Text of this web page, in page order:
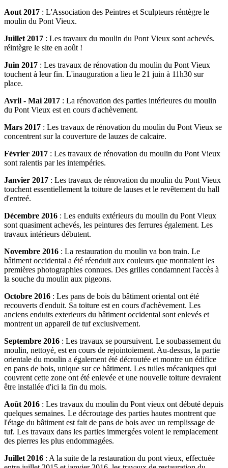
Aout 2017 : L'Association des Peintres et Sculpteurs réntègre le
moulin du Pont Vieux.
Juillet 2017 : Les travaux du moulin du Pont Vieux sont achevés.
réintègre le site en août !
Juin 2017 : Les travaux de rénovation du moulin du Pont Vieux
touchent à leur fin. L'inauguration a lieu le 21 juin à 11h30 sur
place.
Avril - Mai 2017 : La rénovation des parties intérieures du moulin
du Pont Vieux est en cours d'achèvement.
Mars 2017 : Les travaux de rénovation du moulin du Pont Vieux se
concentrent sur la couverture de lauzes de calcaire.
Février 2017 : Les travaux de rénovation du moulin du Pont Vieux
sont ralentis par les intempéries.
Janvier 2017 : Les travaux de rénovation du moulin du Pont Vieux
touchent essentiellement la toiture de lauses et le revêtement du hall
d'entreé.
Décembre 2016 : Les enduits extérieurs du moulin du Pont Vieux
sont quasiment achevés, les peintures des ferrures également. Les
travaux intérieurs débutent.
Novembre 2016 : La restauration du moulin va bon train. Le
bâtiment occidental a été réenduit aux couleurs que montraient les
premières photographies connues. Des grilles condamnent l'accès à
la souche du moulin aux pigeons.
Octobre 2016 : Les pans de bois du bâtiment oriental ont été
recouverts d'enduit. Sa toiture est en cours d'achèvement. Les
anciens enduits exterieurs du bâtiment occidental sont enlevés et
montrent un appareil de tuf exclusivement.
Septembre 2016 : Les travaux se poursuivent. Le soubassement du
moulin, nettoyé, est en cours de rejointoiement. Au-dessus, la partie
orientale du moulin a également été décroutée et montre un édifice
en pans de bois, unique sur ce bâtiment. Les tuiles mécaniques qui
couvrent cette zone ont été enlevée et une nouvelle toiture devraient
être installée d'ici la fin du mois.
Août 2016 : Les travaux du moulin du Pont vieux ont débuté depuis
quelques semaines. Le décroutage des parties hautes montrent que
l'étage du bâtiment est fait de pans de bois avec un remplissage de
tuf. Les travaux dans les parties immergées voient le remplacement
des pierres les plus endommagées.
Juillet 2016 : A la suite de la restauration du pont vieux, effectuée